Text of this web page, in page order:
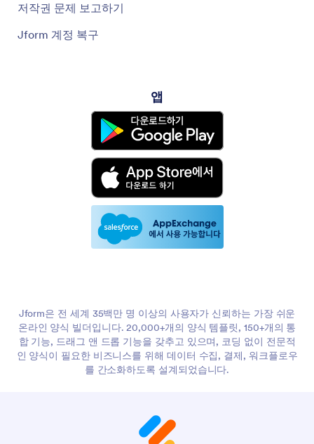
저작권 문제 보고하기
Jform 계정 복구
앱
Jform은 전 세계 35백만 명 이상의 사용자가 신뢰하는 가장 쉬운
온라인 양식 빌더입니다. 20,000+개의 양식 템플릿, 150+개의 통
합 기능, 드래그 앤 드롭 기능을 갖추고 있으며, 코딩 없이 전문적
인 양식이 필요한 비즈니스를 위해 데이터 수집, 결제, 워크플로우
를 간소화하도록 설계되었습니다.